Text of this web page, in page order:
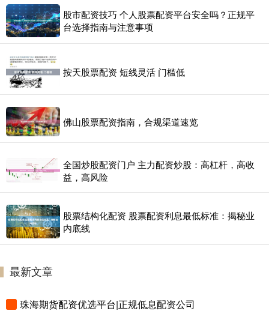
股市配资技巧 个人股票配资平台安全吗？正规平
台选择指南与注意事项
按天股票配资 短线灵活 门槛低
佛山股票配资指南，合规渠道速览
全国炒股配资门户 主力配资炒股：高杠杆，高收
益，高风险
股票结构化配资 股票配资利息最低标准：揭秘业
内底线
最新文章
珠海期货配资优选平台|正规低息配资公司